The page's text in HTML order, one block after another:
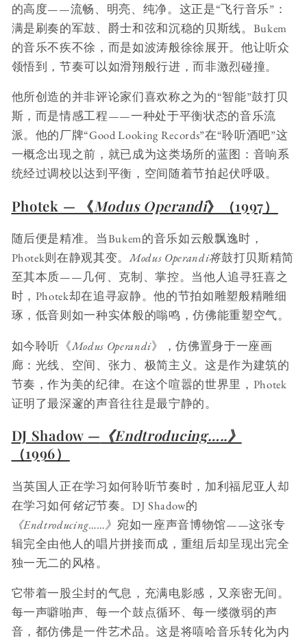
的高度——流畅、明亮、纯净。这正是“飞行音乐”：
满是刷奏的军鼓、爵士和弦和沉稳的贝斯线。Bukem
的音乐不疾不徐，而是如波涛般徐徐展开。他让听众
领悟到，节奏可以如滑翔般行进，而非激烈碰撞。
他所创造的并非评论家们喜欢称之为的“智能”鼓打贝
斯，而是情感工程——一种处于平衡状态的音乐流
派。他的厂牌“Good Looking Records”在“聆听酒吧”这
一概念出现之前，就已成为这类场所的蓝图：音响系
统经过调校以达到平衡，空间随着节拍起伏呼吸。
Photek — 《Modus Operandi》（1997）
随后便是精准。当Bukem的音乐如云般飘逸时，
Photek则在静观其变。Modus Operandi将鼓打贝斯精简
至其本质——几何、克制、掌控。当他人追寻狂喜之
时，Photek却在追寻寂静。他的节拍如雕塑般精雕细
琢，低音则如一种实体般的嗡鸣，仿佛能重塑空气。
如今聆听《Modus Operandi》，仿佛置身于一座画
廊：光线、空间、张力、极简主义。这是作为建筑的
节奏，作为美的纪律。在这个喧嚣的世界里，Photek
证明了最深邃的声音往往是最宁静的。
DJ Shadow — 《Endtroducing…..》
（1996）
当英国人正在学习如何聆听节奏时，加利福尼亚人却
在学习如何铭记节奏。DJ Shadow的
《Endtroducing……》 宛如一座声音博物馆——这张专
辑完全由他人的唱片拼接而成，重组后却呈现出完全
独一无二的风格。
它带着一股尘封的气息，充满电影感，又亲密无间。
每一声噼啪声、每一个鼓点循环、每一缕微弱的声
音，都仿佛是一件艺术品。这是将嘻哈音乐转化为内